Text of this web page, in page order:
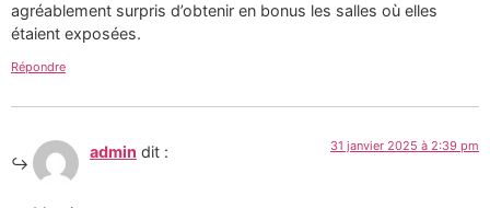
agréablement surpris d’obtenir en bonus les salles où elles
étaient exposées.
Répondre
admin dit : 31 janvier 2025 à 2:39 pm